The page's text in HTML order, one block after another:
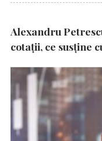
Alexandru
cotații, ce susține